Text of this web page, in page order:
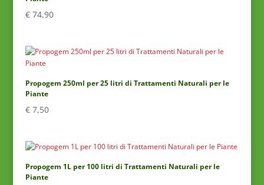
€74,90
Propogem 250ml per 25 litri di Trattamenti Naturali per le
Piante
€7,50
Propogem 1L per 100 litri di Trattamenti Naturali per le
Piante